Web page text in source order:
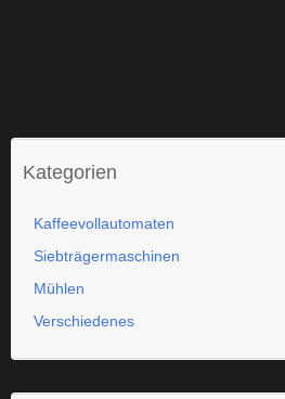
Kategorien
Kaffeevollautomaten
Siebträgermaschinen
Mühlen
Verschiedenes